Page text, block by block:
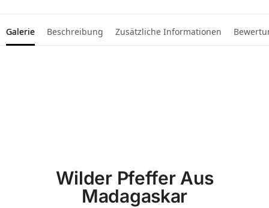
Galerie Beschreibung Zusätzliche Informationen
Wilder Pfeffer Aus
Madagaskar